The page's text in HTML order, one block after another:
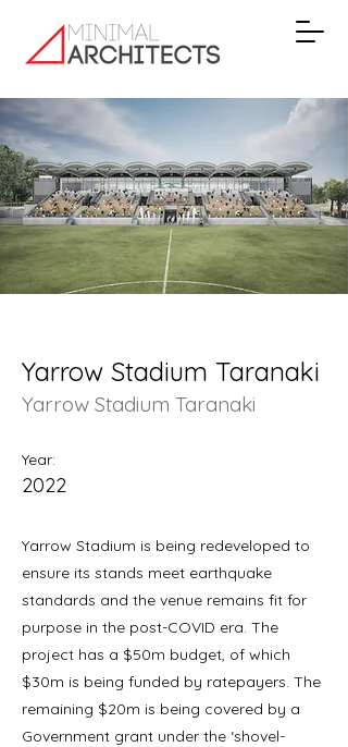
Yarrow Stadium Taranaki
Yarrow Stadium Taranaki
Year:
2022
Yarrow Stadium is being redeveloped to
ensure its stands meet earthquake
standards and the venue remains fit for
purpose in the post-COVID era. The
project has a $50m budget, of which
$30m is being funded by ratepayers. The
remaining $20m is being covered by a
Government grant under the ‘shovel-